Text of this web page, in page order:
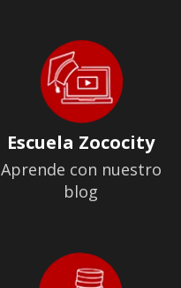
Escuela Zococity
Aprende con nuestro
blog